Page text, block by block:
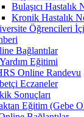
Bulaşıcı Hastalık
Kronik Hastalık
Öğrencileri
Bağlantılar
Eğitimi
Online Randevu
Eczaneler
Sonuçları
Eğitim (Gebe